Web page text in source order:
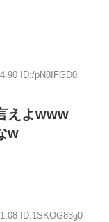
ID:/pN8IFGD0
えよwww
w
ID:1SKOG83g0